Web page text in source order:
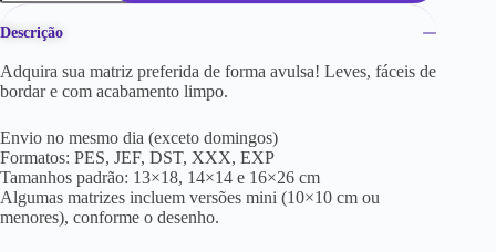
Descrição
Adquira sua matriz preferida de forma avulsa! Leves, fáceis de
bordar e com acabamento limpo.
Envio no mesmo dia (exceto domingos)
Formatos: PES, JEF, DST, XXX, EXP
Tamanhos padrão: 13×18, 14×14 e 16×26 cm
Algumas matrizes incluem versões mini (10×10 cm ou
menores), conforme o desenho.